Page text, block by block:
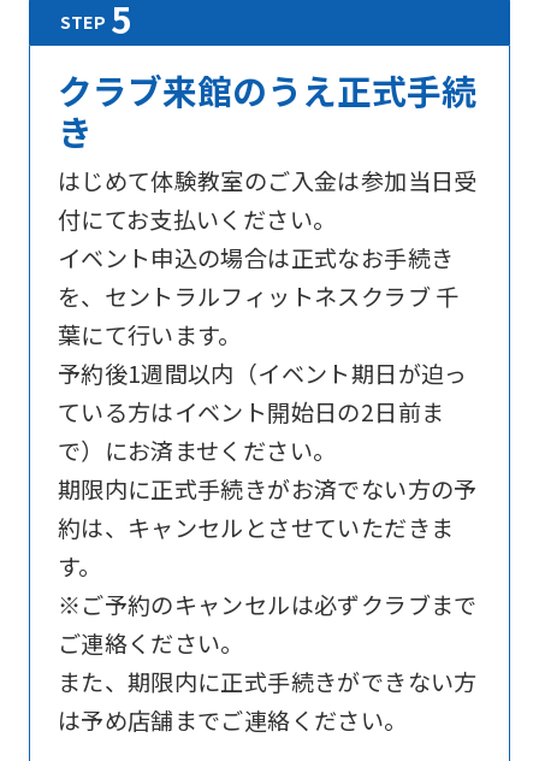
クラブ来館のうえ正式手続
き
はじめて体験教室のご入金は参加当日受
付にてお支払いください。
イベント申込の場合は正式なお手続き
を、セントラルフィットネスクラブ 千
葉にて行います。
予約後1週間以内（イベント期日が迫っ
ている方はイベント開始日の2日前ま
で）にお済ませください。
期限内に正式手続きがお済でない方の予
約は、キャンセルとさせていただきま
す。
※ご予約のキャンセルは必ずクラブまで
ご連絡ください。
また、期限内に正式手続きができない方
は予め店舗までご連絡ください。
For
foreigners
Central
Sports
official
website
is
automatically
translated
into
English.
Click
the
link
below
(start
automatic
translation)